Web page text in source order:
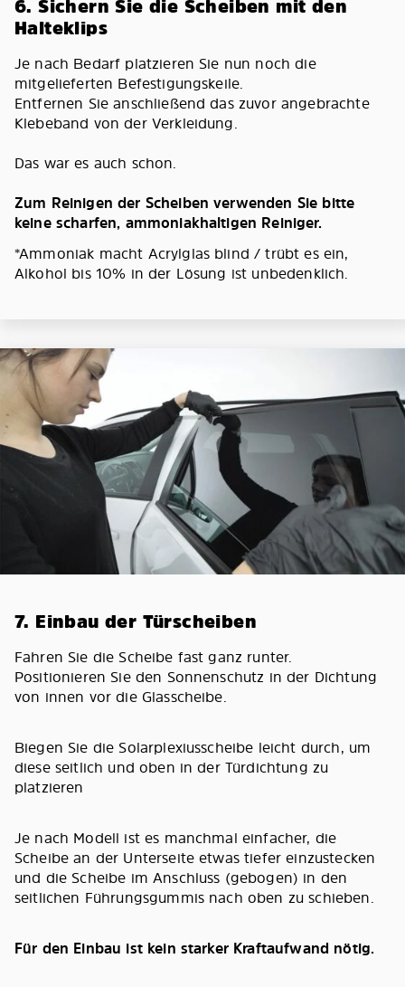
6. Sichern Sie die Scheiben mit den
Halteklips
Je nach Bedarf platzieren Sie nun noch die
mitgelieferten Befestigungskeile.
Entfernen Sie anschließend das zuvor angebrachte
Klebeband von der Verkleidung.
Das war es auch schon.
Zum Reinigen der Scheiben verwenden Sie bitte
keine scharfen, ammoniakhaltigen Reiniger.
*Ammoniak macht Acrylglas blind / trübt es ein,
Alkohol bis 10% in der Lösung ist unbedenklich.
7. Einbau der Türscheiben
Fahren Sie die Scheibe fast ganz runter.
Positionieren Sie den Sonnenschutz in der Dichtung
von innen vor die Glasscheibe.
Biegen Sie die Solarplexiusscheibe leicht durch, um
diese seitlich und oben in der Türdichtung zu
platzieren
Je nach Modell ist es manchmal einfacher, die
Scheibe an der Unterseite etwas tiefer einzustecken
und die Scheibe im Anschluss (gebogen) in den
seitlichen Führungsgummis nach oben zu schieben.
Für den Einbau ist kein starker Kraftaufwand nötig.